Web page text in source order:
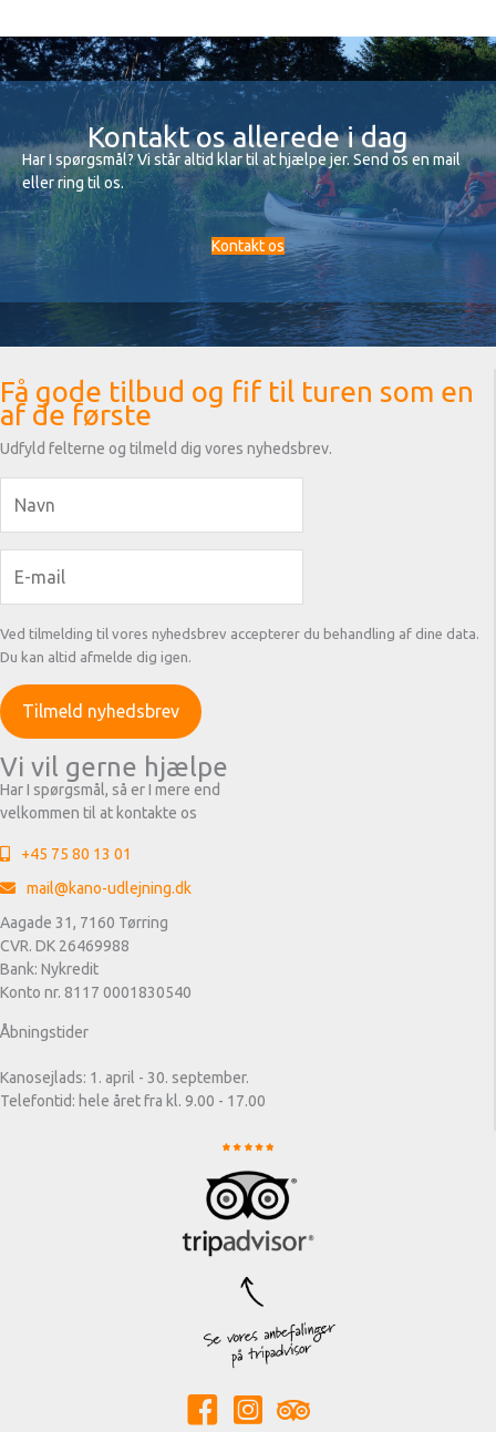
Kontakt os allerede i dag
Har I spørgsmål? Vi står altid klar til at hjælpe jer. Send os en mail
eller ring til os.
Kontakt os
Få gode tilbud og fif til turen som en
af de første
Udfyld felterne og tilmeld dig vores nyhedsbrev.
Ved tilmelding til vores nyhedsbrev accepterer du behandling af dine data.
Du kan altid afmelde dig igen.
Vi vil gerne hjælpe
Har I spørgsmål, så er I mere end
velkommen til at kontakte os
+45 75 80 13 01
mail@kano-udlejning.dk
Aagade 31, 7160 Tørring
CVR. DK 26469988
Bank: Nykredit
Konto nr. 8117 0001830540
Åbningstider
Kanosejlads: 1. april - 30. september.
Telefontid: hele året fra kl. 9.00 - 17.00